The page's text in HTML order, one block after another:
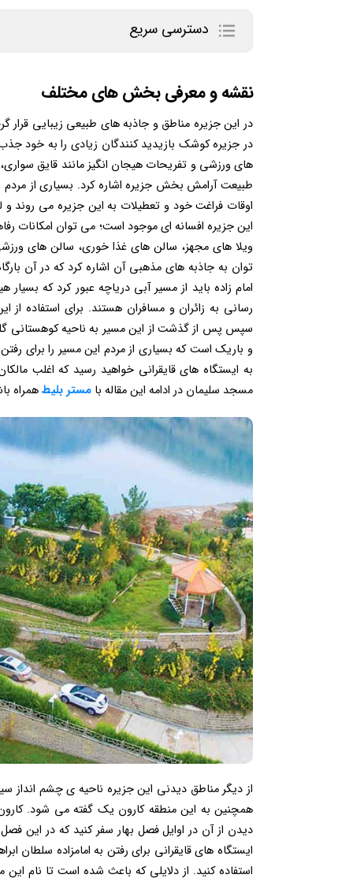
دسترسی سریع
نقشه و معرفی بخش های مختلف
در این جزیره مناطق و جاذبه های طبیعی زیبایی قرار
در جزیره کوشک بازیدید کنندگان زیادی را به خود
های ورزشی و تفریحات هیجان انگیز مانند قایق
طبیعت آرامش بخش جزیره اشاره کرد. بسیاری از
اوقات فراغت خود و تعطیلات به این جزیره می روند
این جزیره افسانه ای موجود است؛ می توان امکانات
ویلا های مجهز، سالن های غذا خوری، سالن های
توان به جاذبه های مذهبی آن اشاره کرد که در آن
امام زاده باید از مسیر آبی دریاچه عبور کرد که
رسانی به زائران و مسافران هستند. برای استفاده از
سپس پس از گذشت از این مسیر به ناحیه کوهستانی
و باریک است که بسیاری از مردم این مسیر را برای
به ایستگاه های قایقرانی خواهید رسید که اغلب
مسجد سلیمان در ادامه این مقاله با مستر بلیطهمراه
از دیگر مناطق دیدنی این جزیره ناحیه ی چشم
همچنین به این منطقه کارون یک گفته می شود. کارون
دیدن از آن در اوایل فصل بهار سفر کنید که در این
ایستگاه های قایقرانی برای رفتن به امامزاده سلطان
استفاده کنید. از دلایلی که باعث شده است تا نام